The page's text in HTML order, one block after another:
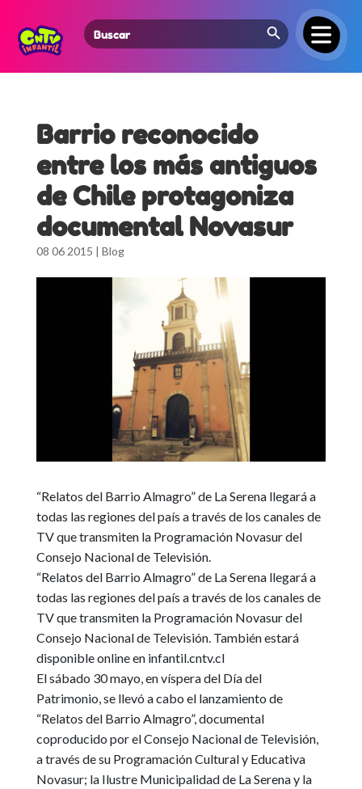
Search
for:
Search Button
Barrio reconocido
entre los más antiguos
de Chile protagoniza
documental Novasur
08 06 2015 | Blog
“Relatos del Barrio Almagro” de La Serena llegará a
todas las regiones del país a través de los canales de
TV que transmiten la Programación Novasur del
Consejo Nacional de Televisión.
“Relatos del Barrio Almagro” de La Serena llegará a
todas las regiones del país a través de los canales de
TV que transmiten la Programación Novasur del
Consejo Nacional de Televisión. También estará
disponible online en infantil.cntv.cl
El sábado 30 mayo, en víspera del Día del
Patrimonio, se llevó a cabo el lanzamiento de
“Relatos del Barrio Almagro”, documental
coproducido por el Consejo Nacional de Televisión,
a través de su Programación Cultural y Educativa
Novasur; la Ilustre Municipalidad de La Serena y la